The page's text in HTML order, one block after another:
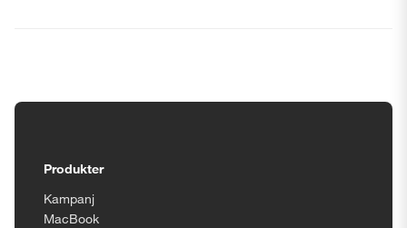
Produkter
Kampanj
MacBook